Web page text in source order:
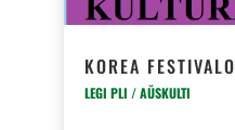
KOREA FESTIVALO
LEGI PLI / AŬSKULTI